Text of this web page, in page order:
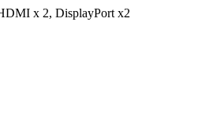
х 2, DisplayPort x2